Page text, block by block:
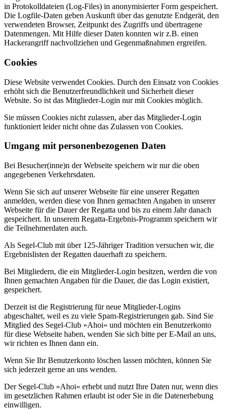
in Protokolldateien (Log-Files) in anonymisierter Form gespeichert.
Die Logfile-Daten geben Auskunft über das genutzte Endgerät, den
verwendeten Browser, Zeitpunkt des Zugriffs und übertragene
Datenmengen. Mit Hilfe dieser Daten konnten wir z.B. einen
Hackerangriff nachvollziehen und Gegenmaßnahmen ergreifen.
Cookies
Diese Website verwendet Cookies. Durch den Einsatz von Cookies
erhöht sich die Benutzerfreundlichkeit und Sicherheit dieser
Website. So ist das Mitglieder-Login nur mit Cookies möglich.
Sie müssen Cookies nicht zulassen, aber das Mitglieder-Login
funktioniert leider nicht ohne das Zulassen von Cookies.
Umgang mit personenbezogenen Daten
Bei Besucher(inne)n der Webseite speichern wir nur die oben
angegebenen Verkehrsdaten.
Wenn Sie sich auf unserer Webseite für eine unserer Regatten
anmelden, werden diese von Ihnen gemachten Angaben in unserer
Webseite für die Dauer der Regatta und bis zu einem Jahr danach
gespeichert. In unserem Regatta-Ergebnis-Programm speichern wir
die Teilnehmerdaten auch.
Als Segel-Club mit über 125-Jähriger Tradition versuchen wir, die
Ergebnislisten der Regatten dauerhaft zu speichern.
Bei Mitgliedern, die ein Mitglieder-Login besitzen, werden die von
Ihnen gemachten Angaben für die Dauer, die das Login existiert,
gespeichert.
Derzeit ist die Registrierung für neue Mitglieder-Logins
abgeschaltet, weil es zu viele Spam-Registrierungen gab. Sind Sie
Mitglied des Segel-Club »Ahoi« und möchten ein Benutzerkonto
für diese Webseite haben, wenden Sie sich bitte per E-Mail an uns,
wir richten es Ihnen dann ein.
Wenn Sie Ihr Benutzerkonto löschen lassen möchten, können Sie
sich jederzeit gerne an uns wenden.
Der Segel-Club »Ahoi« erhebt und nutzt Ihre Daten nur, wenn dies
im gesetzlichen Rahmen erlaubt ist oder Sie in die Datenerhebung
einwilligen.